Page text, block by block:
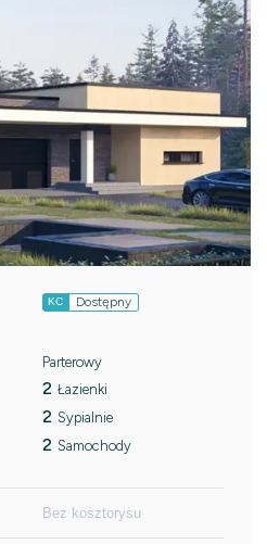
KC Dostępny
Parterowy
2 Łazienki
2 Sypialnie
2 Samochody
Bez kosztorysu